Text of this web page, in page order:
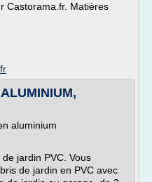
Castorama.fr. Matières
aluminium
jardin PVC. Vous
de jardin en PVC avec